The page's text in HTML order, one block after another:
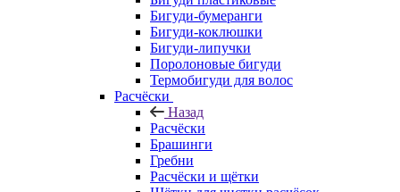
Бигуди-бумеранги
Бигуди-коклюшки
Бигуди-липучки
Поролоновые бигуди
Термобигуди для волос
Расчёски
Назад
Расчёски
Брашинги
Гребни
Расчёски и щётки